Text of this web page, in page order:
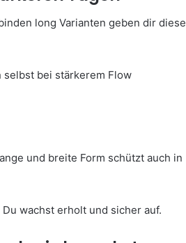
long Varianten geben dir diese
selbst bei stärkerem Flow
und breite Form schützt auch in
wachst erholt und sicher auf.